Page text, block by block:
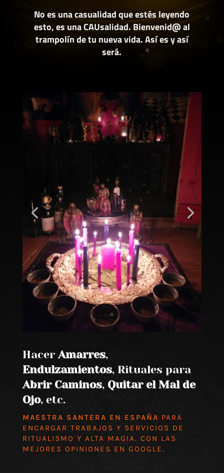
No es una casualidad que estés leyendo
esto, es una CAUsalidad. Bienvenid@ al
trampolín de tu nueva vida. Así es y así
será.
Hacer Amarres,
Endulzamientos, Rituales para
Abrir Caminos, Quitar el Mal de
Ojo, etc.
MAESTRA SANTERA EN ESPAÑA PARA
ENCARGAR TRABAJOS Y SERVICIOS DE
RITUALISMO Y ALTA MAGIA. CON LAS
MEJORES OPINIONES EN GOOGLE.